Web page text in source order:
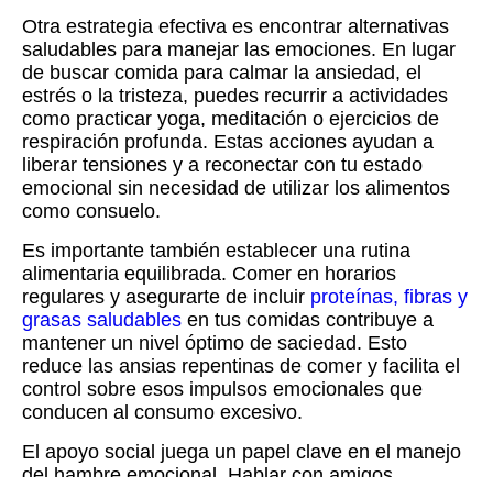
Otra estrategia efectiva es encontrar alternativas
saludables para manejar las emociones. En lugar
de buscar comida para calmar la ansiedad, el
estrés o la tristeza, puedes recurrir a actividades
como practicar yoga, meditación o ejercicios de
respiración profunda. Estas acciones ayudan a
liberar tensiones y a reconectar con tu estado
emocional sin necesidad de utilizar los alimentos
como consuelo.
Es importante también establecer una rutina
alimentaria equilibrada. Comer en horarios
regulares y asegurarte de incluir proteínas, fibras y
grasas saludables en tus comidas contribuye a
mantener un nivel óptimo de saciedad. Esto
reduce las ansias repentinas de comer y facilita el
control sobre esos impulsos emocionales que
conducen al consumo excesivo.
El apoyo social juega un papel clave en el manejo